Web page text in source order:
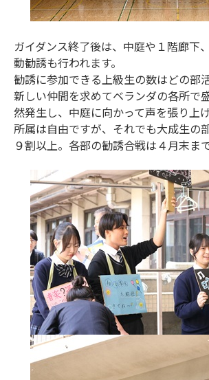
ガイダンス終了後は、中庭や１階廊下
動勧誘も行われます。
勧誘に参加できる上級生の数はどの部
新しい仲間を求めてベランダの各所で
然発生し、中庭に向かって声を張り上
所属は自由ですが、それでも大成生の
９割以上。各部の勧誘合戦は４月末ま